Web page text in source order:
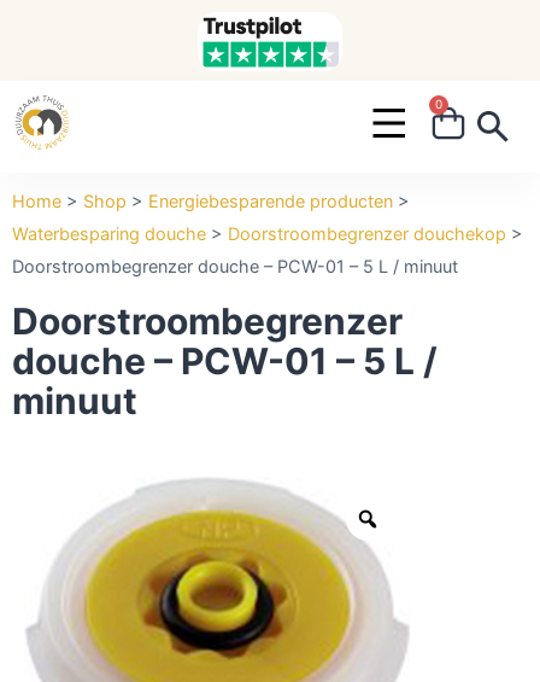
0
Home > Shop > Energiebesparende producten >
Waterbesparing douche > Doorstroombegrenzer douchekop >
Doorstroombegrenzer douche – PCW-01 – 5 L / minuut
Doorstroombegrenzer
douche – PCW-01 – 5 L /
minuut